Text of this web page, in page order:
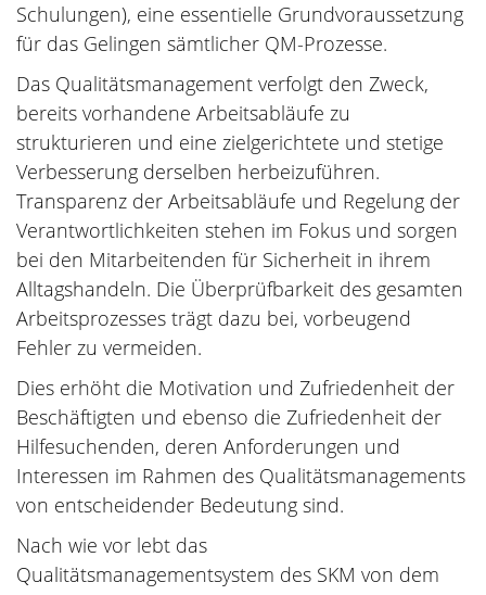
Schulungen), eine essentielle Grundvoraussetzung
für das Gelingen sämtlicher QM-Prozesse.
Das Qualitätsmanagement verfolgt den Zweck,
bereits vorhandene Arbeitsabläufe zu
strukturieren und eine zielgerichtete und stetige
Verbesserung derselben herbeizuführen.
Transparenz der Arbeitsabläufe und Regelung der
Verantwortlichkeiten stehen im Fokus und sorgen
bei den Mitarbeitenden für Sicherheit in ihrem
Alltagshandeln. Die Überprüfbarkeit des gesamten
Arbeitsprozesses trägt dazu bei, vorbeugend
Fehler zu vermeiden.
Dies erhöht die Motivation und Zufriedenheit der
Beschäftigten und ebenso die Zufriedenheit der
Hilfesuchenden, deren Anforderungen und
Interessen im Rahmen des Qualitätsmanagements
von entscheidender Bedeutung sind.
Nach wie vor lebt das
Qualitätsmanagementsystem des SKM von dem